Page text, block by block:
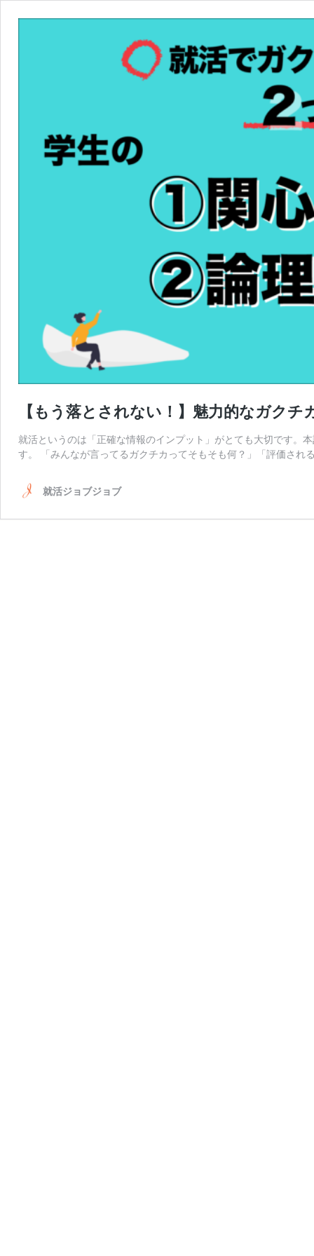
【もう落とされない！】魅力的なガク
就活というのは「正確な情報のインプット」がとても大切です。
す。 「みんなが言ってるガクチカってそもそも何？」「評価さ
就活ジョブジョブ